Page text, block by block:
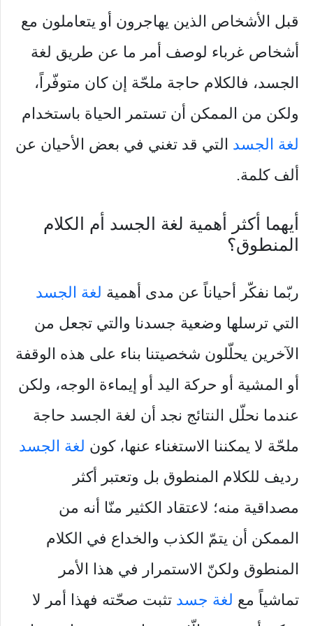
قبل الأشخاص الذين يهاجرون أو يتعاملون مع
أشخاص غرباء لوصف أمر ما عن طريق لغة
الجسد، فالكلام حاجة ملحّة إن كان متوفّراً،
ولكن من الممكن أن تستمر الحياة باستخدام
لغة الجسد التي قد تغني في بعض الأحيان عن
ألف كلمة.
أيهما أكثر أهمية لغة الجسد أم الكلام
المنطوق؟
ربّما نفكّر أحياناً عن مدى أهمية لغة الجسد
التي ترسلها وضعية جسدنا والتي تجعل من
الآخرين يحلّلون شخصيتنا بناء على هذه الوقفة
أو المشية أو حركة اليد أو إيماءة الوجه، ولكن
عندما نحلّل النتائج نجد أن لغة الجسد حاجة
ملحّة لا يمكننا الاستغناء عنها، كون لغة الجسد
رديف للكلام المنطوق بل وتعتبر أكثر
مصداقية منه؛ لاعتقاد الكثير منّا أنه من
الممكن أن يتمّ الكذب والخداع في الكلام
المنطوق ولكنّ الاستمرار في هذا الأمر
تماشياً مع لغة جسد تثبت صحّته فهذا أمر لا